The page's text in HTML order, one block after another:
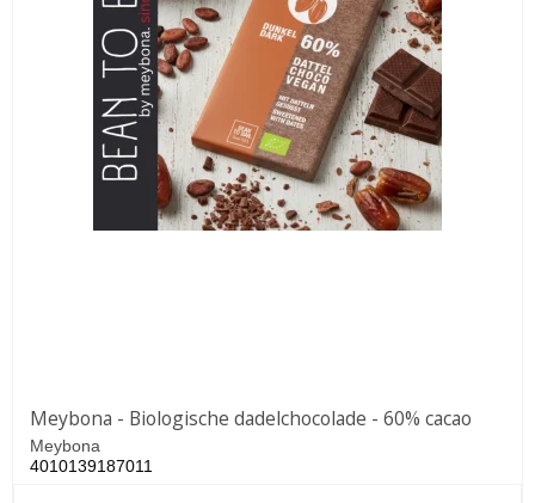
Meybona - Biologische dadelchocolade - 60% cacao
Meybona
4010139187011